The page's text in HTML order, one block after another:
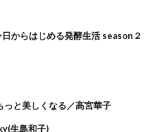
からはじめる発酵生活 season２
っと美しくなる／高宮華子
生島和子)